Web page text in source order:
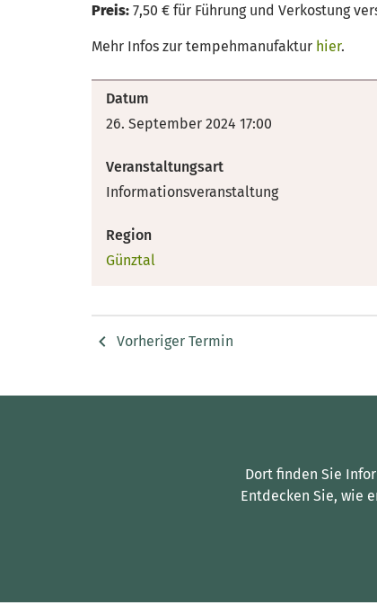
Preis: 7,50 € für Führung und Verkostung
Mehr Infos zur tempehmanufaktur hier.
Datum
26. September 2024 17:00
Veranstaltungsart
Informationsveranstaltung
Region
Günztal
Vorheriger Termin
Dort finden Sie
Entdecken Sie, wie